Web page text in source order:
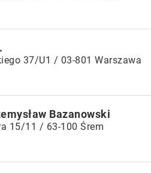
37/U1 / 03-801 Warszawa
Bazanowski
15/11 / 63-100 Śrem